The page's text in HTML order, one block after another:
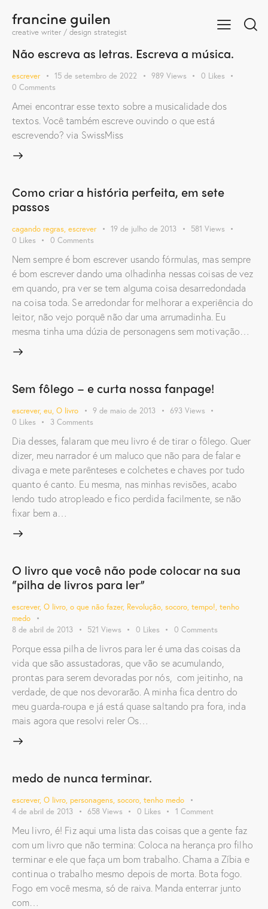
francine guilen
creative writer / design strategist
Não escreva as letras. Escreva a música.
escrever 15 de setembro de 2022 989 Views 0 Likes
0 Comments
Amei encontrar esse texto sobre a musicalidade dos
textos. Você também escreve ouvindo o que está
escrevendo? via SwissMiss
Como criar a história perfeita, em sete
passos
cagando regras, escrever 19 de julho de 2013 581 Views
0 Likes 0 Comments
Nem sempre é bom escrever usando fórmulas, mas sempre
é bom escrever dando uma olhadinha nessas coisas de vez
em quando, pra ver se tem alguma coisa desarredondada
na coisa toda. Se arredondar for melhorar a experiência do
leitor, não vejo porquê não dar uma arrumadinha. Eu
mesma tinha uma dúzia de personagens sem motivação…
Sem fôlego – e curta nossa fanpage!
escrever, eu, O livro 9 de maio de 2013 693 Views
0 Likes 3 Comments
Dia desses, falaram que meu livro é de tirar o fôlego. Quer
dizer, meu narrador é um maluco que não para de falar e
divaga e mete parênteses e colchetes e chaves por tudo
quanto é canto. Eu mesma, nas minhas revisões, acabo
lendo tudo atropleado e fico perdida facilmente, se não
fixar bem a…
O livro que você não pode colocar na sua
“pilha de livros para ler”
escrever, O livro, o que não fazer, Revolução, socoro, tempo!, tenho
medo
8 de abril de 2013
521 Views 0 Likes 0 Comments
Porque essa pilha de livros para ler é uma das coisas da
vida que são assustadoras, que vão se acumulando,
prontas para serem devoradas por nós, com jeitinho, na
verdade, de que nos devorarão. A minha fica dentro do
meu guarda-roupa e já está quase saltando pra fora, inda
mais agora que resolvi reler Os…
medo de nunca terminar.
escrever, O livro, personagens, socoro, tenho medo
4 de abril de 2013
658 Views 0 Likes 1 Comment
Meu livro, é! Fiz aqui uma lista das coisas que a gente faz
com um livro que não termina: Coloca na herança pro filho
terminar e ele que faça um bom trabalho. Chama a Zíbia e
continua o trabalho mesmo depois de morta. Bota fogo.
Fogo em você mesma, só de raiva. Manda enterrar junto
com…